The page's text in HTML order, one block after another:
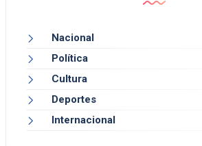
Nacional
Política
Cultura
Deportes
Internacional